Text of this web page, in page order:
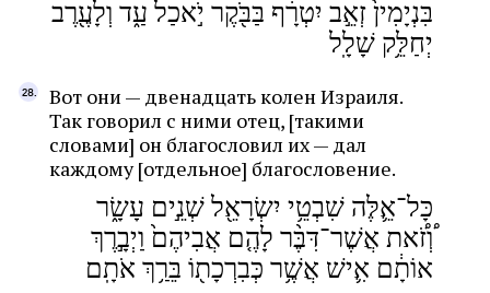
בִּנְיָמִין֙ זְאֵ֣ב יִטְרָ֔ף בַּבֹּ֖קֶר יֹ֣אכַל עַ֑ד וְלָעֶ֖רֶב
יְחַלֵּ֥ק שָׁלָֽל
Вот они — двенадцать колен Израиля.
Так говорил с ними отец, [такими
словами] он благословил их — дал
каждому [отдельное] благословение.
כָּל־אֵ֛לֶּה שִׁבְטֵ֥י יִשְׂרָאֵ֖ל שְׁנֵ֣ים עָשָׂ֑ר
֠וְזֹ֠את אֲשֶׁר־דִּבֶּ֨ר לָהֶ֤ם אֲבִיהֶם֙ וַיְבָ֣רֶךְ
אוֹתָ֔ם אִ֛ישׁ אֲשֶׁ֥ר כְּבִרְכָת֖וֹ בֵּרַ֥ךְ אֹתָֽם